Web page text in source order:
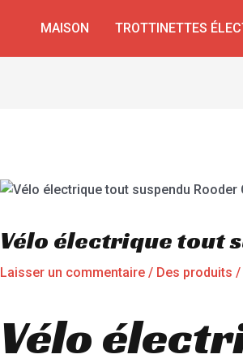
MAISON TROTTINETTES
Vélo électrique tout
Laisser un commentaire / Des produits /
Vélo